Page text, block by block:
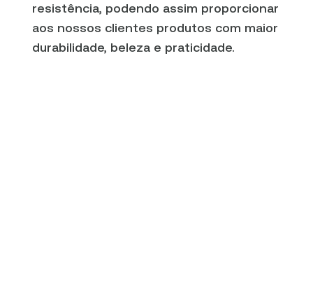
resistência, podendo assim proporcionar
aos nossos clientes produtos com maior
durabilidade, beleza e praticidade.